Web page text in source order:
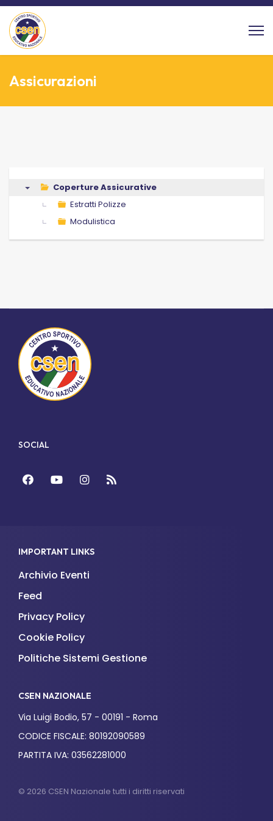
Assicurazioni
Coperture Assicurative
Estratti Polizze
Modulistica
SOCIAL
FacebookYouTubeInstagram
Feed
IMPORTANT LINKS
Archivio Eventi
Feed
Privacy Policy
Cookie Policy
Politiche Sistemi Gestione
CSEN NAZIONALE
Via Luigi Bodio, 57 - 00191 - Roma
CODICE FISCALE: 80192090589
PARTITA IVA: 03562281000
© 2026 CSEN Nazionale tutti i diritti riservati